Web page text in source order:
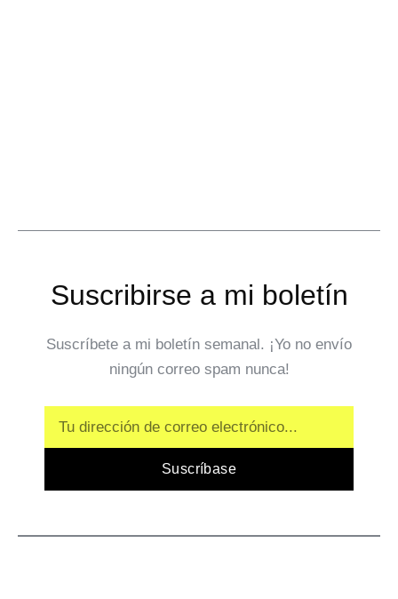
Suscribirse a mi boletín
Suscríbete a mi boletín semanal. ¡Yo no envío
ningún correo spam nunca!
Email
Suscríbase